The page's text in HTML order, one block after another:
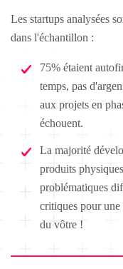
Les startups analysées
dans l'échantillon :
75% étaient
temps, pas
aux projets en
échouent.
La majorité
produits
problématiques
critiques pour
du vôtre !